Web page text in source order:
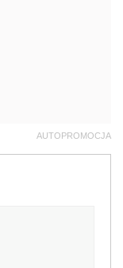
AUTOPROMOCJA